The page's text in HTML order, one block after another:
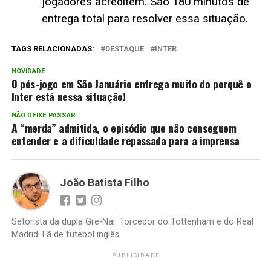
entrega total para resolver essa situação.
TAGS RELACIONADAS: DESTAQUE INTER
NOVIDADE
O pós-jogo em São Januário entrega muito do porquê o
Inter está nessa situação!
NÃO DEIXE PASSAR
A “merda” admitida, o episódio que não conseguem
entender e a dificuldade repassada para a imprensa
João Batista Filho
Setorista da dupla Gre-Nal. Torcedor do Tottenham e do Real
Madrid. Fã de futebol inglês.
PUBLICIDADE